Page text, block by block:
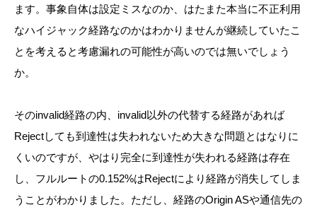
ます。事象自体は設定ミスなのか、はたまた本当に不正利用
なハイジャック経路なのかはわかりませんが継続していたこ
とを考えると考慮漏れの可能性が高いのでは無いでしょう
か。
そのinvalid経路の内、invalid以外の代替する経路があれば
Rejectしても到達性は失われないため大きな問題とはなりに
くいのですが、やはり完全に到達性が失われる経路は存在
し、フルルートの0.152%はRejectにより経路が消失してしま
うことがわかりました。ただし、経路のOrigin ASや通信先の